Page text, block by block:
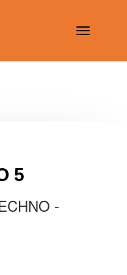
Toggle
5
-